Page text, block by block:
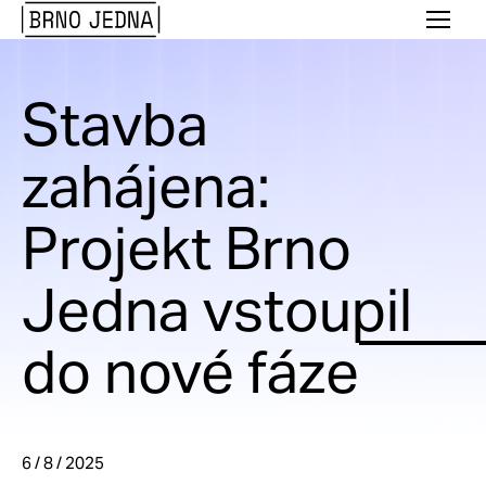
Jedna
Menu
Stavba
zahájena:
Projekt Brno
Jedna vstoupil
do nové fáze
6 / 8 / 2025